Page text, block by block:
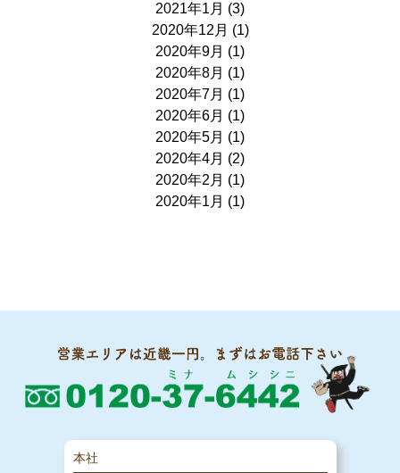
2021年1月 (3)
2020年12月 (1)
2020年9月 (1)
2020年8月 (1)
2020年7月 (1)
2020年6月 (1)
2020年5月 (1)
2020年4月 (2)
2020年2月 (1)
2020年1月 (1)
本社